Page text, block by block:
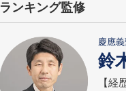
ランキング監修
慶應
鈴
【経